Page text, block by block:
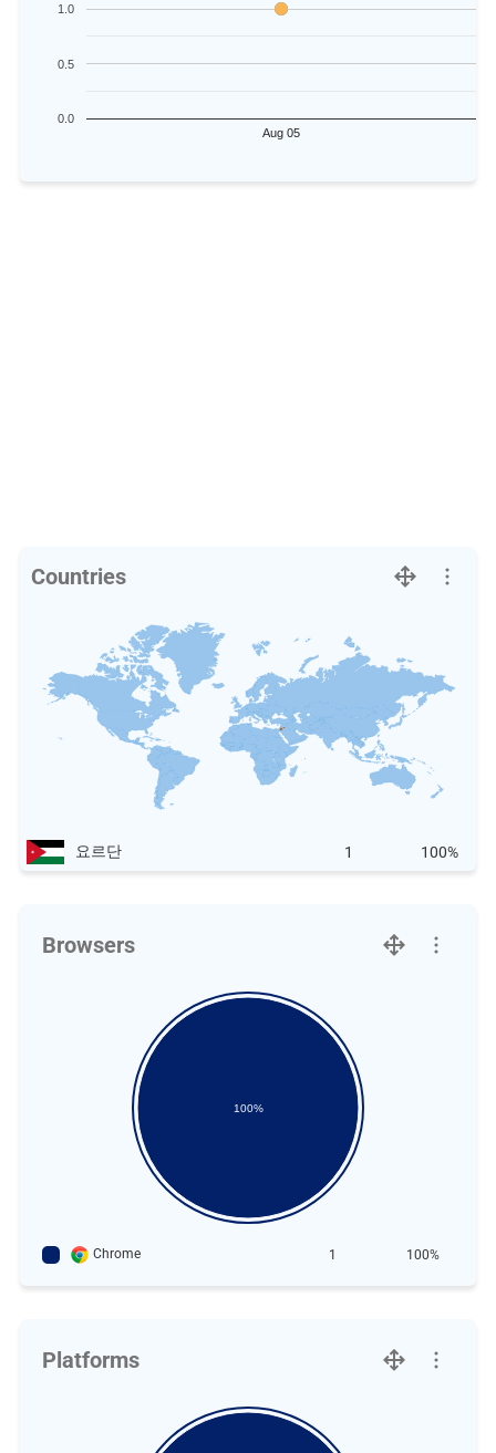
Aug 05
0.0
0.5
1.0
Countries
요르단 1 100%
Browsers
100%
Chrome 1 100%
Platforms